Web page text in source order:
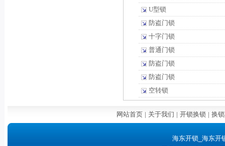
U型锁
防盗门锁
十字门锁
普通门锁
防盗门锁
防盗门锁
空转锁
网站首页 | 关于我们 | 开锁换锁 | 换
海东开锁_海东开